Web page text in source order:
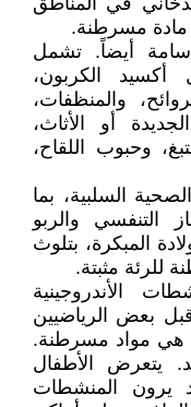
مادة مسرطنة.
سامة أيضاً. تشمل
أكسيد الكربون،
والمنظفات،
أو الأثاث،
وحبوب اللقاح،
السلبية، بما
التنفسي والربو
المبكرة، بتلوث
للرئة مثبتة.
الأندروجينية
بعض الرياضيين
هي مواد مسرطنة.
يتعرض الأطفال
يرون المنشطات